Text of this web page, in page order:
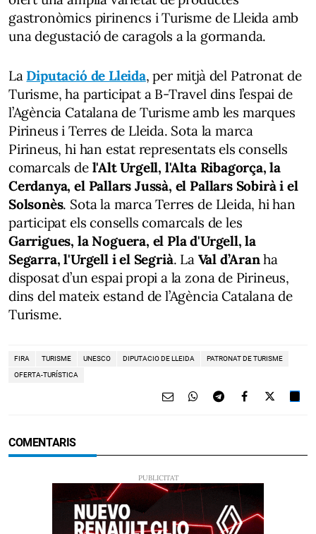
gastronòmics pirinencs i Turisme de Lleida amb
una degustació de caragols a la gormanda.
La Diputació de Lleida, per mitjà del Patronat de
Turisme, ha participat a B-Travel dins l’espai de
l’Agència Catalana de Turisme amb les marques
Pirineus i Terres de Lleida. Sota la marca
Pirineus, hi han estat representats els consells
comarcals de l'Alt Urgell, l'Alta Ribagorça, la
Cerdanya, el Pallars Jussà, el Pallars Sobirà i el
Solsonès. Sota la marca Terres de Lleida, hi han
participat els consells comarcals de les
Garrigues, la Noguera, el Pla d'Urgell, la
Segarra, l'Urgell i el Segrià. La Val d’Aranha
disposat d’un espai propi a la zona de Pirineus,
dins del mateix estand de l’Agència Catalana de
Turisme.
FIRA TURISME UNESCO DIPUTACIO DE LLEIDA PATRONAT DE TURISME
OFERTA-TURÍSTICA
COMENTARIS